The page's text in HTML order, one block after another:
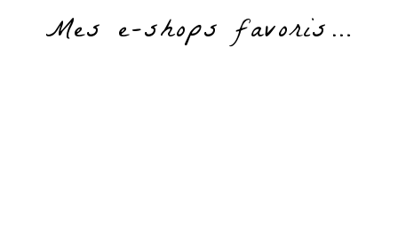
Mes e-shops favoris…